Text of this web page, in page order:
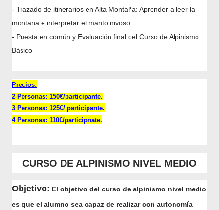
- Trazado de itinerarios en Alta Montaña: Aprender a leer la
montaña e interpretar el manto nivoso.
- Puesta en común y Evaluación final del Curso de Alpinismo
Básico
Precios:
2 Personas: 150€/participante.
3 Personas: 125€/ participante.
4 Personas: 110€/participnate.
CURSO DE ALPINISMO NIVEL MEDIO
Objetivo: El objetivo del curso de alpinismo nivel medio
es que el alumno sea capaz de realizar con autonomía